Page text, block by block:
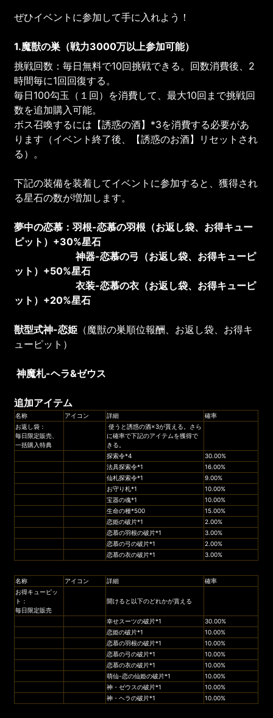
ぜひイベントに参加して手に入れよう！
1.魔獣の巣（戦力3000万以上参加可能）
挑戦回数：毎日無料で10回挑戦できる。回数消費後、2
時間毎に1回回復する。
毎日100勾玉（１回）を消費して、最大10回まで挑戦回
数を追加購入可能。
ボス召喚するには【誘惑の酒】*3を消費する必要があ
ります（イベント終了後、【誘惑のお酒】リセットされ
る）。
下記の装備を装着してイベントに参加すると、獲得され
る星石の数が増加します。
夢中の恋慕 ：羽根-恋慕の羽根（お返し袋、お得キュー
ピット） +30%星石
神器-恋慕の弓（お返し袋、お得キューピ
ット） +50%星石
衣装-恋慕の衣（お返し袋、お得キューピ
ット） +20%星石
獣型式神-恋姫 （魔獣の巣順位報酬、お返し袋、お得キ
ューピット）
神魔札-ヘラ&ゼウス
追加アイテム
名称 アイコン 詳細
確率
お返し袋：
毎日限定販売、
一括購入特典
使うと誘惑の酒×3が貰える。さら
に確率で下記のアイテムを獲得で
きる。
探索令*4
30.00%
法具探索令*1
16.00%
仙札探索令*1
9.00%
お守り札*1
10.00%
宝器の魂*1
10.00%
生命の種*500
15.00%
恋姫の破片*1
2.00%
恋慕の羽根の破片*1
3.00%
恋慕の弓の破片*1
2.00%
恋慕の衣の破片*1
3.00%
名称 アイコン 詳細
確率
お得キューピッ
ト：
毎日限定販売
開けると以下のどれかが貰える
幸せスーツの破片*1
30.00%
恋姫の破片*1
10.00%
恋慕の羽根の破片*1
10.00%
恋慕の弓の破片*1
10.00%
恋慕の衣の破片*1
10.00%
萌仙-恋の仙姫の破片*1
10.00%
神・ゼウスの破片*1
10.00%
神・ヘラの破片*1
10.00%